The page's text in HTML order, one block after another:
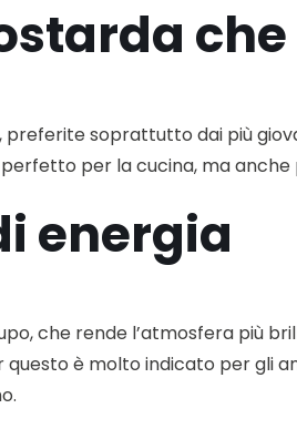
, preferite soprattutto dai più
per la cucina, ma anche
energia
che rende l’atmosfera più
è molto indicato per gli